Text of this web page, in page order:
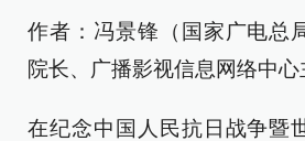
作者：冯景锋（国家广电总
院长、广播影视信息网络中心
在纪念中国人民抗日战争暨